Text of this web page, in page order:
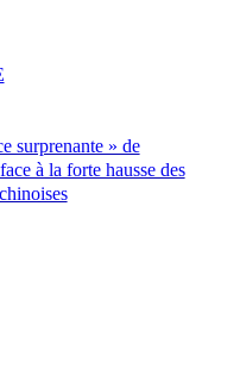
surprenante » de
à la forte hausse des